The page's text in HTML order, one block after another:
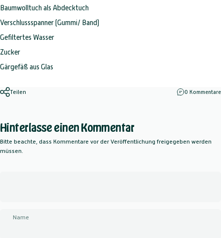
Baumwolltuch als Abdecktuch
Verschlussspanner (Gummi/ Band)
Gefiltertes Wasser
Zucker
Gärgefäß aus Glas
Teilen 0 Kommentare
Hinterlasse einen Kommentar
Bitte beachte, dass Kommentare vor der Veröffentlichung freigegeben werden
müssen.
Name